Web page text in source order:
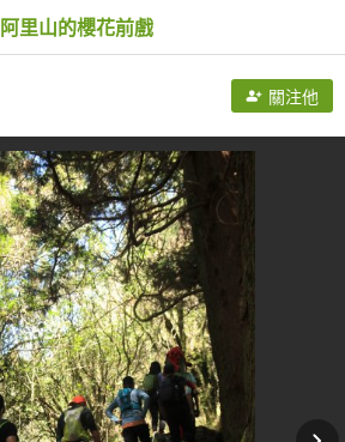
阿里山的櫻花前戲
關注他